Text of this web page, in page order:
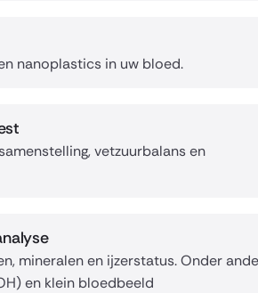
nanoplastics in uw bloed.
vetzuurbalans en
mineralen en ijzerstatus. Onder
en klein bloedbeeld